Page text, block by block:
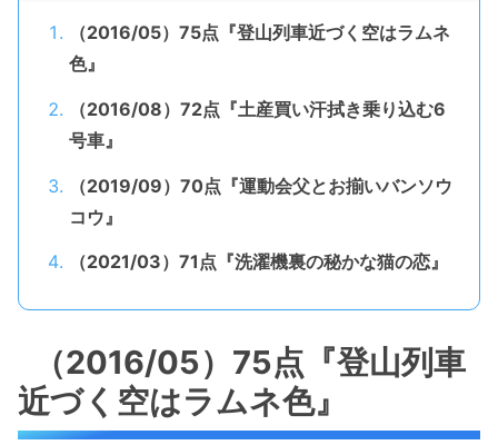
（2016/05）75点『登山列車近づく空はラムネ
色』
（2016/08）72点『土産買い汗拭き乗り込む6
号車』
（2019/09）70点『運動会父とお揃いバンソウ
コウ』
（2021/03）71点『洗濯機裏の秘かな猫の恋』
（2016/05）75点『登山列車
近づく空はラムネ色』